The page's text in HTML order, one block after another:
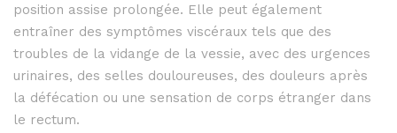
position assise prolongée. Elle peut également
entraîner des symptômes viscéraux tels que des
troubles de la vidange de la vessie, avec des urgences
urinaires, des selles douloureuses, des douleurs après
la défécation ou une sensation de corps étranger dans
le rectum.